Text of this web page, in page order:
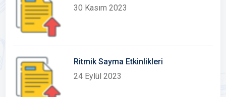
30 Kasım 2023
Ritmik Sayma Etkinlikleri
24 Eylül 2023